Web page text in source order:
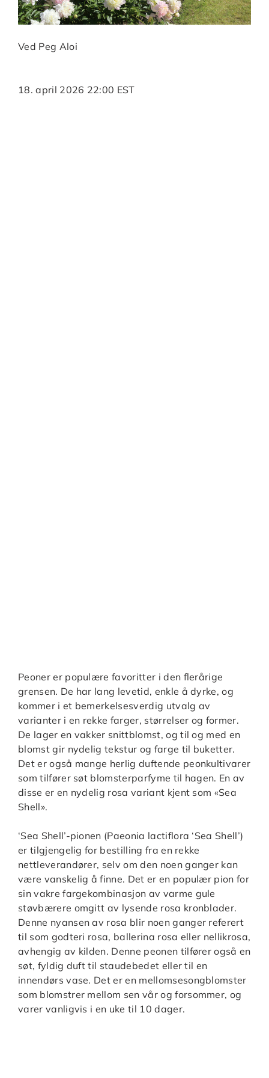
Ved Peg Aloi
18. april 2026 22:00 EST
Peoner er populære favoritter i den flerårige
grensen. De har lang levetid, enkle å dyrke, og
kommer i et bemerkelsesverdig utvalg av
varianter i en rekke farger, størrelser og former.
De lager en vakker snittblomst, og til og med en
blomst gir nydelig tekstur og farge til buketter.
Det er også mange herlig duftende peonkultivarer
som tilfører søt blomsterparfyme til hagen. En av
disse er en nydelig rosa variant kjent som «Sea
Shell».
‘Sea Shell’-pionen (Paeonia lactiflora ‘Sea Shell’)
er tilgjengelig for bestilling fra en rekke
nettleverandører, selv om den noen ganger kan
være vanskelig å finne. Det er en populær pion for
sin vakre fargekombinasjon av varme gule
støvbærere omgitt av lysende rosa kronblader.
Denne nyansen av rosa blir noen ganger referert
til som godteri rosa, ballerina rosa eller nellikrosa,
avhengig av kilden. Denne peonen tilfører også en
søt, fyldig duft til staudebedet eller til en
innendørs vase. Det er en mellomsesongblomster
som blomstrer mellom sen vår og forsommer, og
varer vanligvis i en uke til 10 dager.